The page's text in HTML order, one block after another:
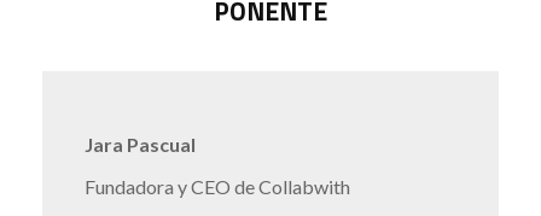
PONENTE
Jara Pascual
Fundadora y CEO de Collabwith